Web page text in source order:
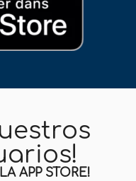
APP STORE!